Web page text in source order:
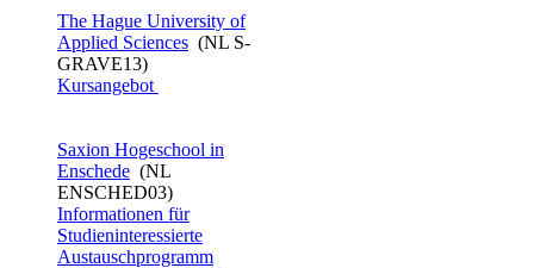
The Hague University of
Applied Sciences (NL S-
GRAVE13)
Kursangebot​
Saxion Hogeschool in
Enschede (NL
ENSCHED03)
Informationen für
Studieninteressierte
Austauschprogramm